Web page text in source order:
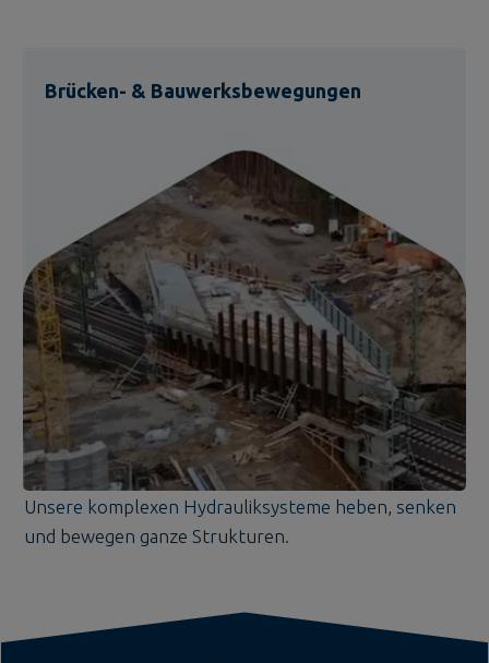
Brücken- & Bauwerksbewegungen
Unsere komplexen Hydrauliksysteme heben, senken
und bewegen ganze Strukturen.